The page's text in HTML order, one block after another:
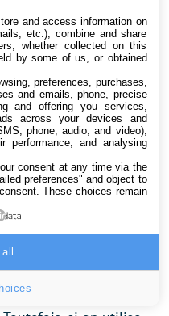
5 4600H – à 6 cœurs –
Matebook D 16).
3D, l’application 3D
de 1458. C’est presque
par la puce AMD
dans le Huawei
assez sophistiqués,
5, les animations
par seconde, avec
donc insuffisant pour
pour jouer dans
and access information on
etc.), combine and share
whether collected on this
by some of us, or obtained
preferences, purchases,
and emails, phone, precise
and offering you services,
across your devices and
phone, audio, and video),
performance, and analysing
consent at any time via the
preferences" and object to
These choices remain